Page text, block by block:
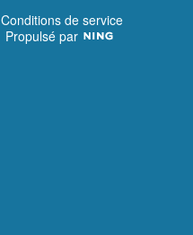
Conditions de service
Propulsé par